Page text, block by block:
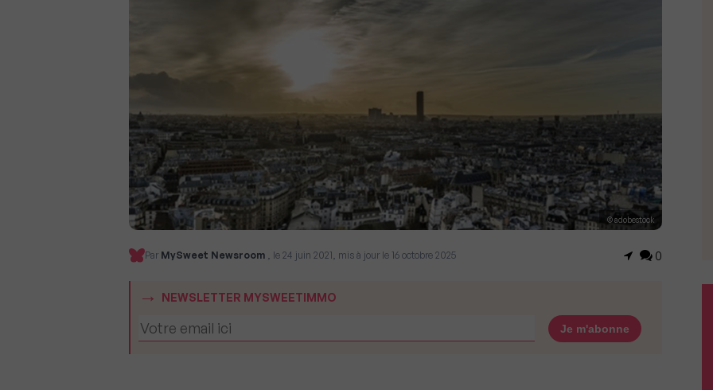
© adobestock
Par MySweet Newsroom , le 24 juin 2021, mis à jour le 16 octobre 2025 0
NEWSLETTER MYSWEETIMMO